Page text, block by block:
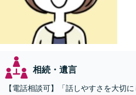
相続・遺言
【電話相談可】「話しやすさを大切